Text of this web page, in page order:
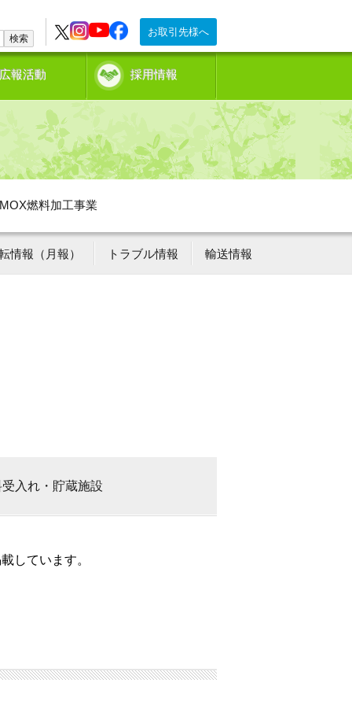
お取引先様へ
検索
報活動 採用情報
燃料加工事業
情報（月報） トラブル情報 輸送情報
受入れ・貯蔵施設
しています。